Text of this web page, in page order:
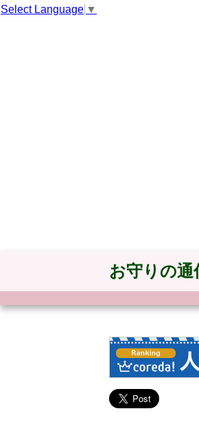
Select Language ▼
お守りの通